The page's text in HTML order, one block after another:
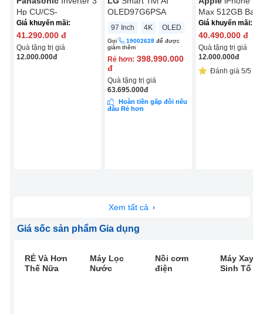
Hp CU/CS-
NZ24CF1H-8N
Giá khuyến mãi:
41.290.000 đ
Quà tặng trị giá
12.000.000đ
OLED97G6PSA
97 Inch 4K OLED
Gọi 19002628 để được
giảm thêm
Rẻ hơn: 398.990.000
đ
Quà tặng trị giá
63.695.000đ
Hoàn tiền gấp đôi nếu
đâu Rẻ hơn
Max 512GB Bạc
Giá khuyến mãi:
40.490.000 đ
Quà tặng trị giá
12.000.000đ
Đánh giá 5/5
Xem tất cả
Giá sốc sản phẩm Gia dụng
RẺ Và Hơn
Thế Nữa
Máy Lọc
Nước
Nồi cơm
điện
Máy Xay
Sinh Tố